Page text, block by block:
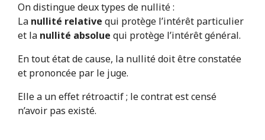
On distingue deux types de nullité :
La nullité relative qui protège l’intérêt particulier
et la nullité absolue qui protège l’intérêt général.
En tout état de cause, la nullité doit être constatée
et prononcée par le juge.
Elle a un effet rétroactif ; le contrat est censé
n’avoir pas existé.